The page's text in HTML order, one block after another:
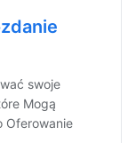
swoje
Mogą
Oferowanie